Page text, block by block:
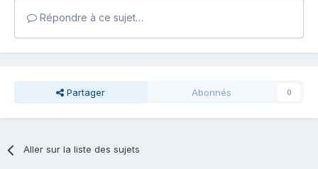
Répondre à ce sujet…
Partager Abonnés 0
Aller sur la liste des sujets